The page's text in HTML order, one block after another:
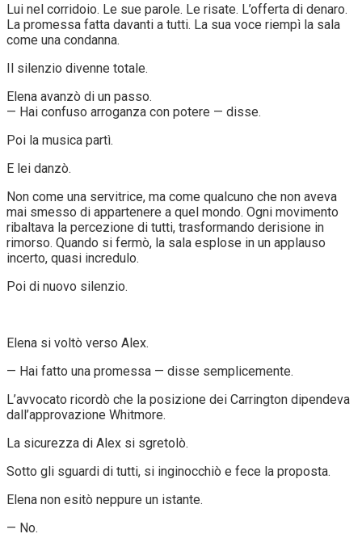
Lui nel corridoio. Le sue parole. Le risate. L’offerta di denaro.
La promessa fatta davanti a tutti. La sua voce riempì la sala
come una condanna.
Il silenzio divenne totale.
Elena avanzò di un passo.
— Hai confuso arroganza con potere — disse.
Poi la musica partì.
E lei danzò.
Non come una servitrice, ma come qualcuno che non aveva
mai smesso di appartenere a quel mondo. Ogni movimento
ribaltava la percezione di tutti, trasformando derisione in
rimorso. Quando si fermò, la sala esplose in un applauso
incerto, quasi incredulo.
Poi di nuovo silenzio.
Elena si voltò verso Alex.
— Hai fatto una promessa — disse semplicemente.
L’avvocato ricordò che la posizione dei Carrington dipendeva
dall’approvazione Whitmore.
La sicurezza di Alex si sgretolò.
Sotto gli sguardi di tutti, si inginocchiò e fece la proposta.
Elena non esitò neppure un istante.
— No.